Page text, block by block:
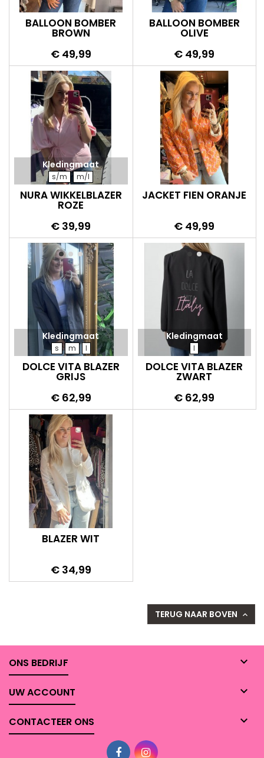
BALLOON BOMBER
BROWN
Prijs
€ 49,99
BALLOON BOMBER
OLIVE
Prijs
€ 49,99
Kledingmaat
s/m m/l
NURA WIKKELBLAZER
ROZE
Prijs
€ 39,99
JACKET FIEN ORANJE
Prijs
€ 49,99
Kledingmaat
s m l
DOLCE VITA BLAZER
GRIJS
Prijs
€ 62,99
Kledingmaat
l
DOLCE VITA BLAZER
ZWART
Prijs
€ 62,99
BLAZER WIT
Prijs
€ 34,99
TERUG NAAR BOVEN 
ONS BEDRIJF 
UW ACCOUNT 
CONTACTEER ONS 